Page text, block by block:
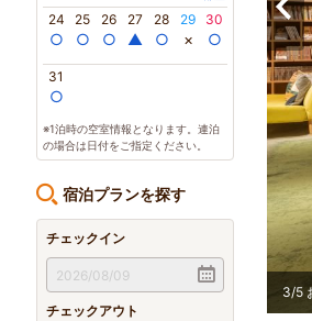
24
○
25
○
26
○
27
▲
28
○
29
×
30
○
31
○
※1泊時の空室情報となります。連泊
の場合は日付をご指定ください。
宿泊プランを探す
チェックイン
チェックアウト
3/5